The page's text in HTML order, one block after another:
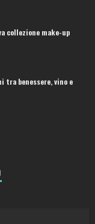
collezione make-up
tra benessere, vino e